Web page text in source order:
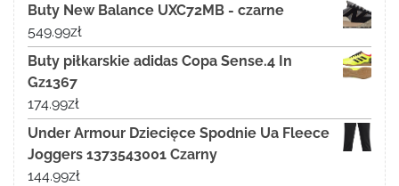
Buty New Balance UXC72MB - czarne
549.99zł
Buty piłkarskie adidas Copa Sense.4 In
Gz1367
174.99zł
Under Armour Dziecięce Spodnie Ua Fleece
Joggers 1373543001 Czarny
144.99zł